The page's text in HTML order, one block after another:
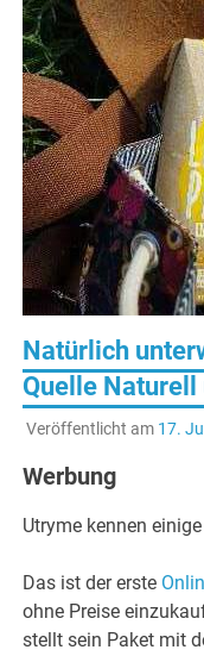
Natürlich
Quelle Naturell
Veröffentlicht am 17.
Werbung
Utryme kennen
Das ist der erste
ohne Preise
stellt sein Paket mit